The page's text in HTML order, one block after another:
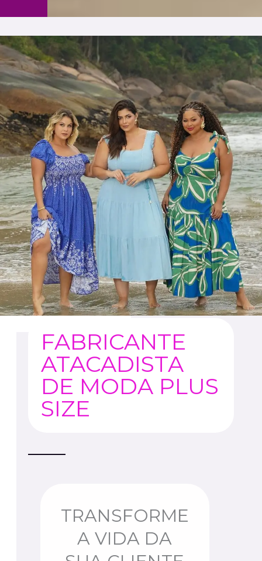
FABRICANTE
ATACADISTA
DE MODA PLUS
SIZE
TRANSFORME
A VIDA DA